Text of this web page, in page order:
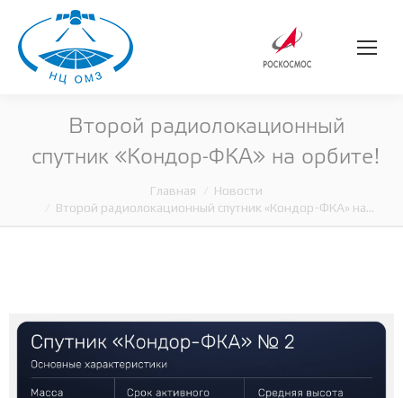
Второй радиолокационный
спутник «Кондор-ФКА» на орбите!
Главная
Новости
Второй радиолокационный спутник «Кондор-ФКА» на…